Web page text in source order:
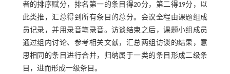
者的排序赋分，排名第一的条目得20分，第二得19分，以
此类推，汇总得到所有条目的总分。会议全程由课题组成
员记录，并用录音笔录音。访谈结束之后，课题小组成员
通过组内讨论、参考相关文献，汇总两组访谈的结果，意
思相同的条目进行合并，归纳属于一类的条目形成二级条
目，进而形成一级条目。